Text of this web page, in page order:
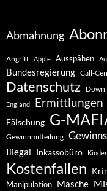
Abmahnung
Angriff Apple Ausspähen
Bundesregierung Call-
Datenschutz
England Ermittlungen
Fälschung G-
Gewinnmitteilung
Illegal Inkassobüro Kinder
Kostenfallen
Manipulation Masche